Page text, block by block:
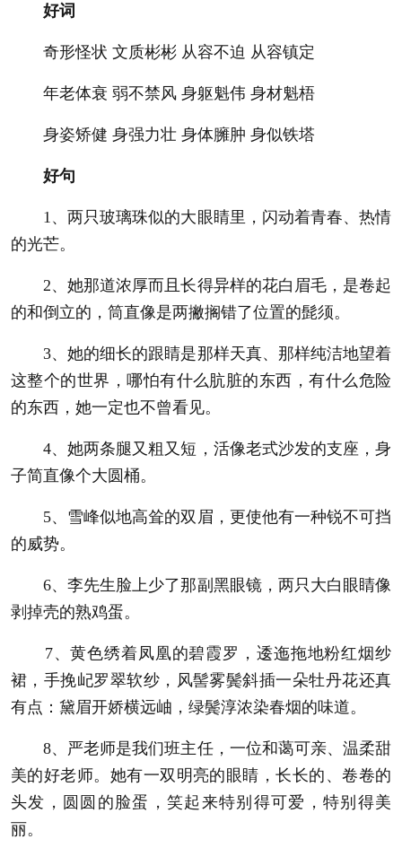
好词
奇形怪状 文质彬彬 从容不迫 从容镇定
年老体衰 弱不禁风 身躯魁伟 身材魁梧
身姿矫健 身强力壮 身体臃肿 身似铁塔
好句
1、两只玻璃珠似的大眼睛里，闪动着青春、热情
的光芒。
2、她那道浓厚而且长得异样的花白眉毛，是卷起
的和倒立的，筒直像是两撇搁错了位置的髭须。
3、她的细长的跟睛是那样天真、那样纯洁地望着
这整个的世界，哪怕有什么肮脏的东西，有什么危险
的东西，她一定也不曾看见。
4、她两条腿又粗又短，活像老式沙发的支座，身
子简直像个大圆桶。
5、雪峰似地高耸的双眉，更使他有一种锐不可挡
的威势。
6、李先生脸上少了那副黑眼镜，两只大白眼睛像
剥掉壳的熟鸡蛋。
7、黄色绣着凤凰的碧霞罗，逶迤拖地粉红烟纱
裙，手挽屺罗翠软纱，风髻雾鬓斜插一朵牡丹花还真
有点：黛眉开娇横远岫，绿鬓淳浓染春烟的味道。
8、严老师是我们班主任，一位和蔼可亲、温柔甜
美的好老师。她有一双明亮的眼睛，长长的、卷卷的
头发，圆圆的脸蛋，笑起来特别得可爱，特别得美
丽。